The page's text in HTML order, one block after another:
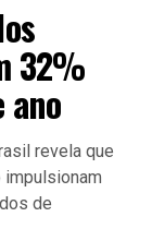
32%
ano
revela que
de